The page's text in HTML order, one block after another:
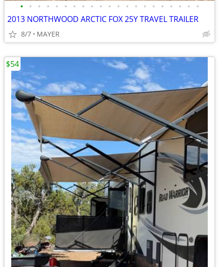
• • • • • • • • • • • • • • • • • • • • •
2013 NORTHWOOD ARCTIC FOX 25Y TRAVEL TRAILER
8/7 MAYER
$54